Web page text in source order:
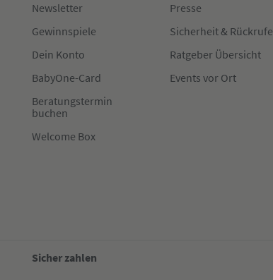
Newsletter
Gewinnspiele
Dein Konto
BabyOne-Card
Beratungstermin
buchen
Welcome Box
Presse
Sicherheit & Rückrufe
Ratgeber Übersicht
Events vor Ort
Sicher zahlen